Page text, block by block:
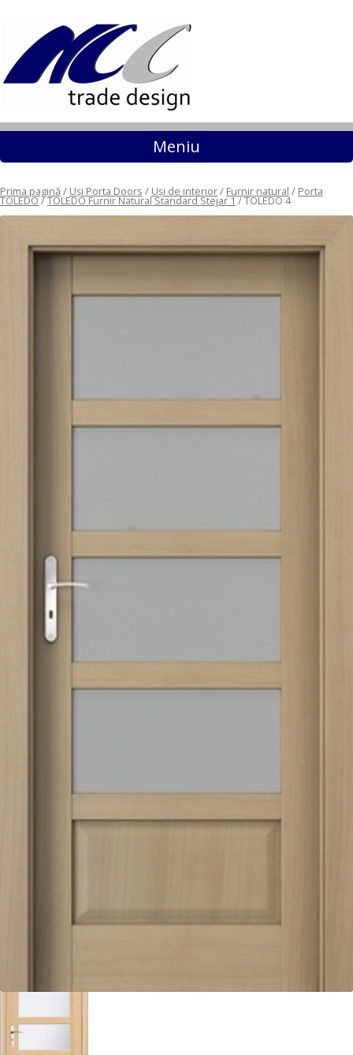
Meniu Sari la conținut
Prima pagină / Uși Porta Doors / Uși de interior/ Furnir natural / Porta
TOLEDO/TOLEDO Furnir Natural Standard Stejar 1/ TOLEDO 4